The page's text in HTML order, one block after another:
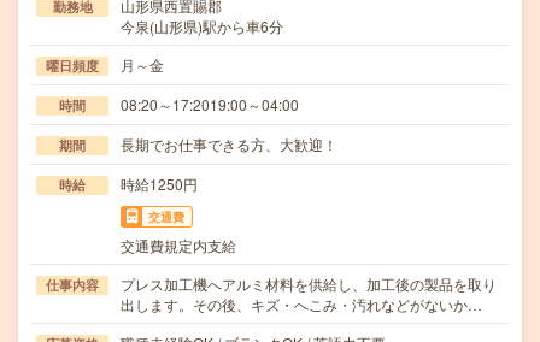
勤務地
山形県西置賜郡
今泉(山形県)駅から車6分
曜日頻度 月～金
時間 08:20～17:2019:00～04:00
期間 長期でお仕事できる方、大歓迎！
時給 時給1250円
交通費
交通費規定内支給
仕事内容
プレス加工機へアルミ材料を供給し、加工後の製品を取り
出します。その後、キズ・へこみ・汚れなどがないか…